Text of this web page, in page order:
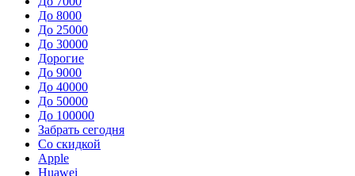
До 8000
До 25000
До 30000
Дорогие
До 9000
До 40000
До 50000
До 100000
Забрать сегодня
Со скидкой
Apple
Huawei